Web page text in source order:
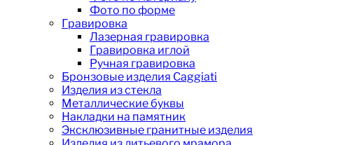
Фото по форме
Гравировка
Лазерная гравировка
Гравировка иглой
Ручная гравировка
Бронзовые изделия Caggiati
Изделия из стекла
Металлические буквы
Накладки на памятник
Эксклюзивные гранитные изделия